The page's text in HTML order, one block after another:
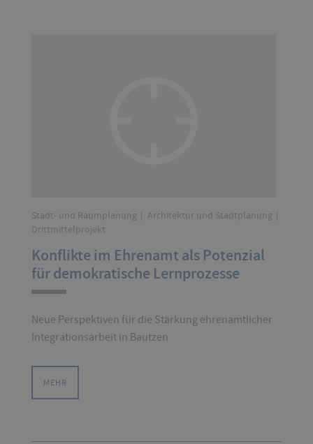
Stadt- und Raumplanung
Architektur und Stadtplanung
Drittmittelprojekt
Konflikte im Ehrenamt als Potenzial
für demokratische Lernprozesse
Neue Perspektiven für die Stärkung ehrenamtlicher
Integrationsarbeit in Bautzen
MEHR